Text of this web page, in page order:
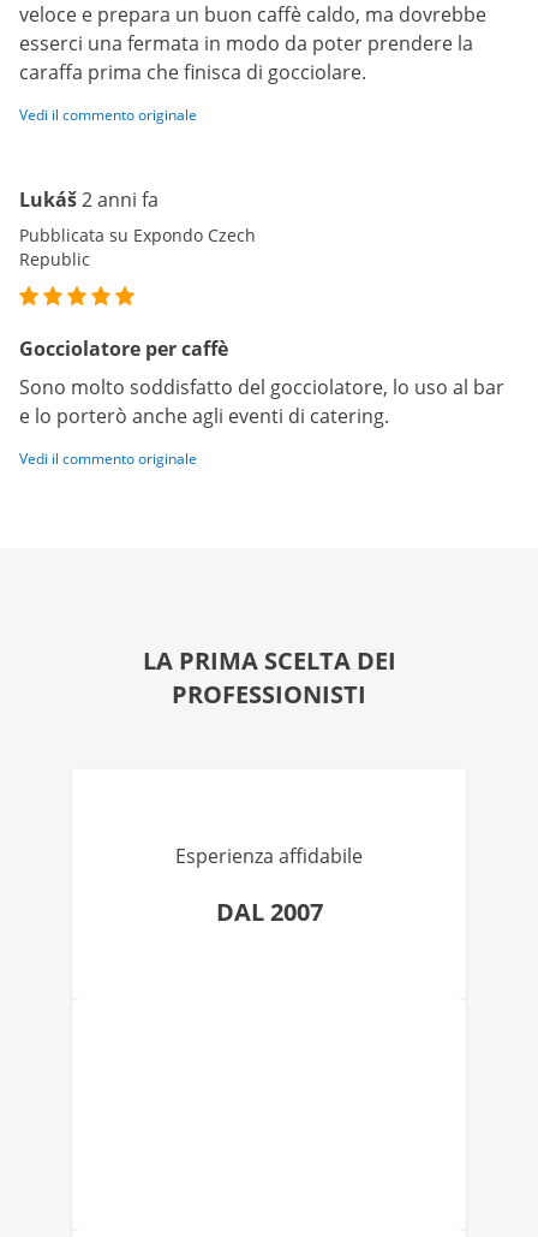
veloce e prepara un buon caffè caldo, ma dovrebbe
esserci una fermata in modo da poter prendere la
caraffa prima che finisca di gocciolare.
Vedi il commento originale
Lukáš2 anni fa
Pubblicata su Expondo Czech
Republic
Gocciolatore per caffè
Sono molto soddisfatto del gocciolatore, lo uso al bar
e lo porterò anche agli eventi di catering.
Vedi il commento originale
LA PRIMA SCELTA DEI
PROFESSIONISTI
Esperienza affidabile
DAL 2007